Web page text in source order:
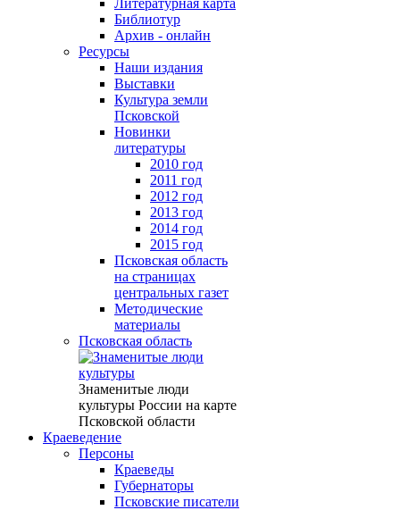
Литературная карта
Библиотур
Архив - онлайн
Ресурсы
Наши издания
Выставки
Культура земли
Псковской
Новинки
литературы
2010 год
2011 год
2012 год
2013 год
2014 год
2015 год
Псковская область
на страницах
центральных газет
Методические
материалы
Псковская область
Знаменитые люди
культуры России на карте
Псковской области
Краеведение
Персоны
Краеведы
Губернаторы
Псковские писатели